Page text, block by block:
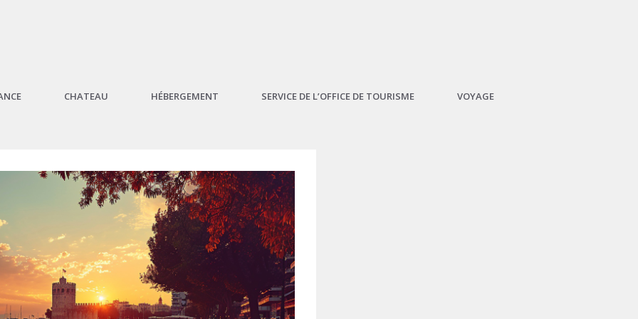
CHATEAU HÉBERGEMENT SERVICE DE L’OFFICE DE TOURISME VOYAGE